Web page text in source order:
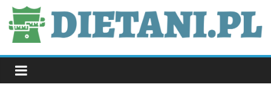
Skip
to
content
dietani.pl